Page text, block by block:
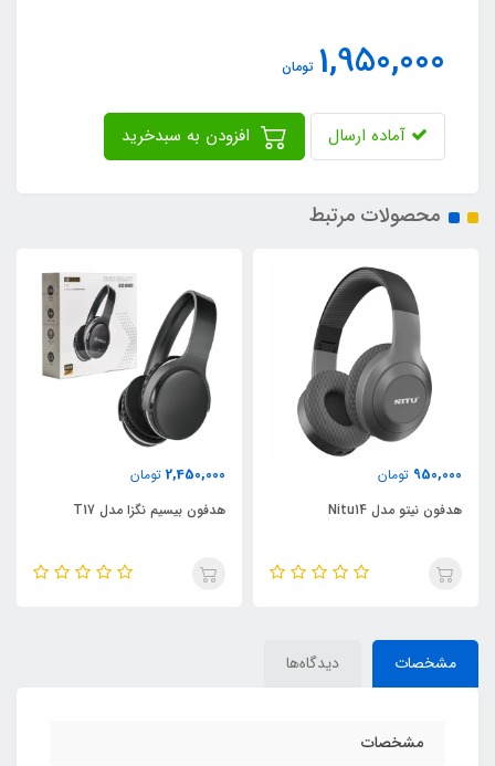
1,950,000 تومان
آماده ارسال
محصولات مرتبط
2,450,000
هدفون بیسیم نگزا مدل T17
3,750,000
هدفون بیسیم نگزا مدل T15
مشخصات دیدگاه‌ها
مشخصات